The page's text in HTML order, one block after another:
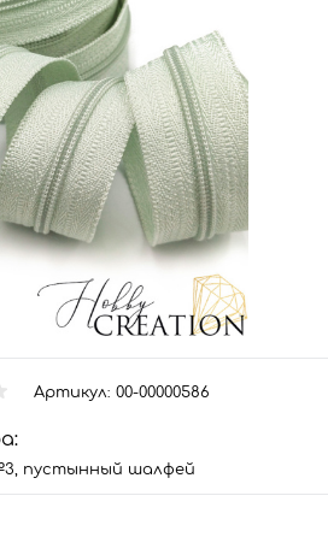
Артикул: 00-00000586
пустынный шалфей